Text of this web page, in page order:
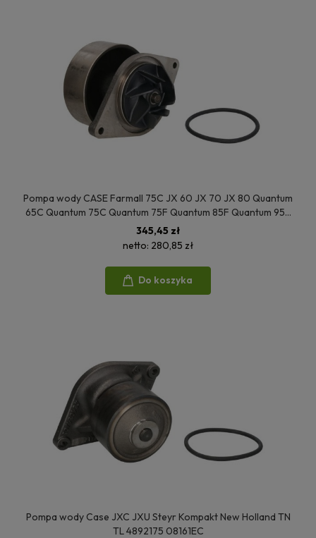
Pompa wody CASE Farmall 75C JX 60 JX 70 JX 80 Quantum
65C Quantum 75C Quantum 75F Quantum 85F Quantum 95F
Quantum 75N Quantum 85N Quantum 65V Quantum 75V
Quantum 85V New Holland 504216828 5801848196 08138EC
345,45 zł
netto: 280,85 zł
Do koszyka
Pompa wody Case JXC JXU Steyr Kompakt New Holland TN
TL 4892175 08161EC